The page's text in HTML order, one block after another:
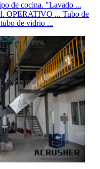
de cocina. "Lavado ...
OPERATIVO ... Tubo de
de vidrio ...